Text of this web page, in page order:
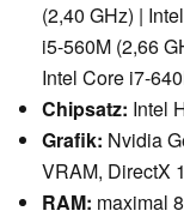
(2,40 GHz) |
i5-560M (2,66
Intel Core i7-
Chipsatz: Intel
Grafik: Nvidia
VRAM, DirectX
RAM: maximal